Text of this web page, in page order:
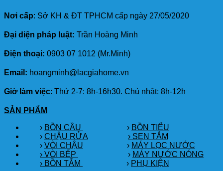
Nơi cấp: Sở KH & ĐT TPHCM cấp ngày 27/05/2020
Đại diện pháp luật: Trần Hoàng Minh
Điện thoại: 0903 07 1012 (Mr.Minh)
Email: hoangminh@lacgiahome.vn
Giờ làm việc: Thứ 2-7: 8h-16h30. Chủ nhật: 8h-12h
SẢN PHẨM
› BỒN CẦU › BỒN TIỂU
› CHẬU RỬA
› SEN TẮM
› VÒI CHẬU › MÁY LỌC NƯỚC
› VÒI BẾP
› MÁY NƯỚC NÓNG
› BỒN TẮM
› PHỤ KIỆN